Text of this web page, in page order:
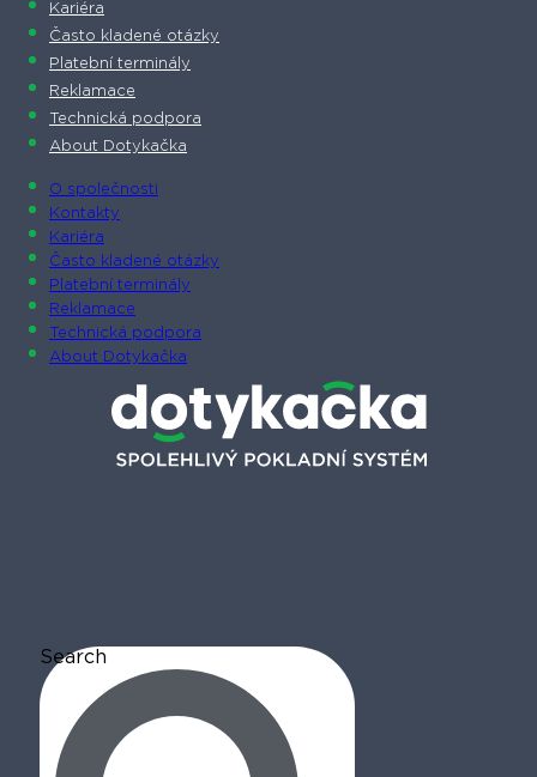
Kariéra
Často kladené otázky
Platební terminály
Reklamace
Technická podpora
About Dotykačka
O společnosti
Kontakty
Kariéra
Často kladené otázky
Platební terminály
Reklamace
Technická podpora
About Dotykačka
Search